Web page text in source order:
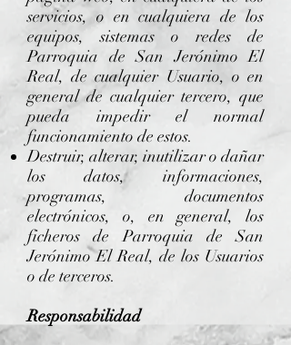
servicios, o en cualquiera de los
equipos, sistemas o redes de
Parroquia de San Jerónimo El
Real, de cualquier Usuario, o en
general de cualquier tercero, que
pueda impedir el normal
funcionamiento de estos.
Destruir, alterar, inutilizar o dañar
los datos, informaciones,
programas, documentos
electrónicos, o, en general, los
ficheros de Parroquia de San
Jerónimo El Real, de los Usuarios
o de terceros.
Responsabilidad